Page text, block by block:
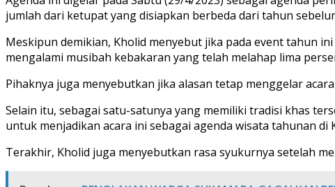
jumlah dari ketupat yang disiapkan berbeda dari tahun
Meskipun demikian, Kholid menyebut jika pada event tahun
mengalami musibah kebakaran yang telah melahap lima
Pihaknya juga menyebutkan jika alasan tetap menggelar
Selain itu, sebagai satu-satunya yang memiliki tradisi khas
untuk menjadikan acara ini sebagai agenda wisata tahunan di
Terakhir, Kholid juga menyebutkan rasa syukurnya setelah